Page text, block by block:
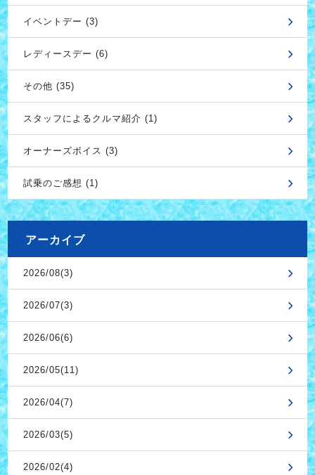
イベントデー (3)
レディースデー (6)
その他 (35)
スタッフによるクルマ紹介 (1)
オーナーズボイス (3)
試乗のご感想 (1)
アーカイブ
2026/08(3)
2026/07(3)
2026/06(6)
2026/05(11)
2026/04(7)
2026/03(5)
2026/02(4)